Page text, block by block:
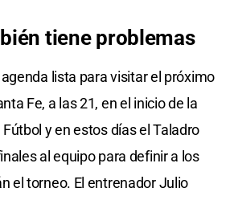
tiene problemas
lista para visitar el próximo
Fe, a las 21, en el inicio de la
y en estos días el Taladro
al equipo para definir a los
el torneo. El entrenador Julio